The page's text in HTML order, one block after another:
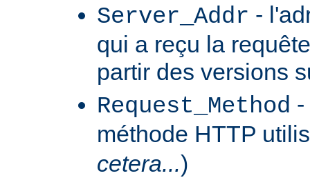
Server_Addr -
qui a reçu la
partir des versions
Request_Method
méthode HTTP
cetera...)